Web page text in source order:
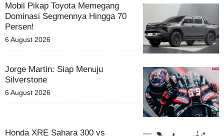
Mobil Pikap Toyota Memegang
Dominasi Segmennya Hingga 70
Persen!
6 August 2026
Jorge Martin: Siap Menuju
Silverstone
6 August 2026
Honda XRE Sahara 300 vs